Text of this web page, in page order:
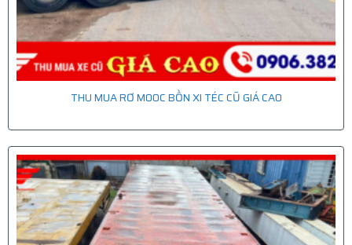
THU MUA RƠ MOOC BỒN XI TÉC CŨ GIÁ CAO